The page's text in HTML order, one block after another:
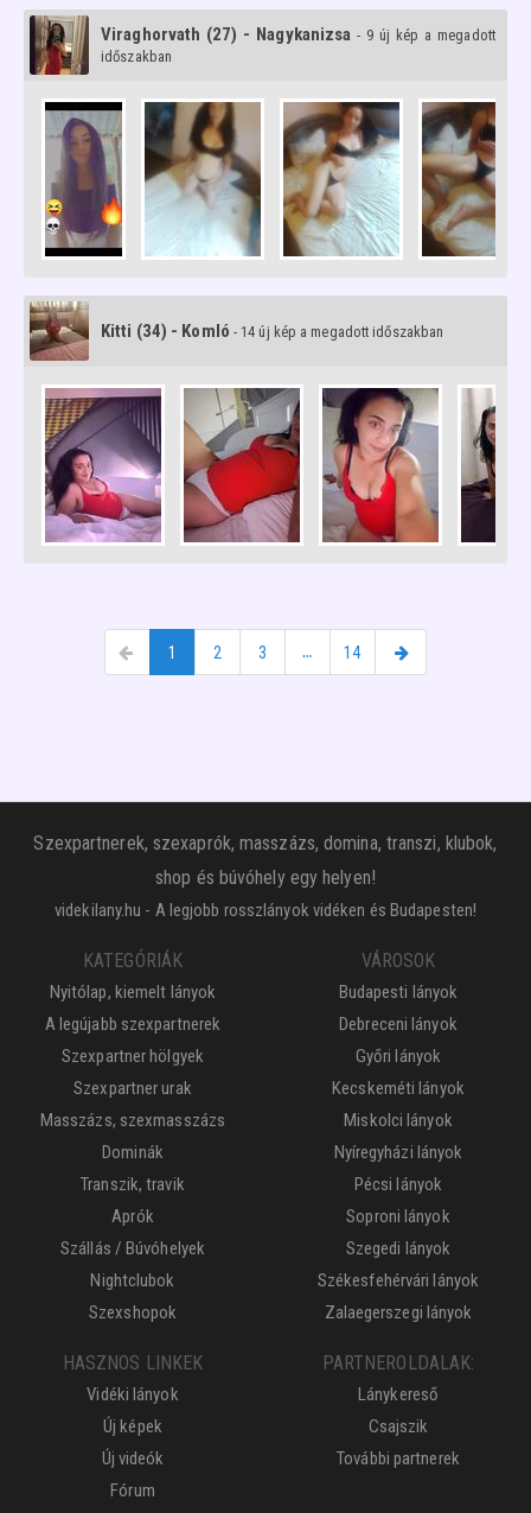
Viraghorvath (27) - Nagykanizsa - 9 új kép a megadott
időszakban
Kitti (34) - Komló - 14 új kép a megadott időszakban
1 2 3 … 14
Szexpartnerek, szexaprók, masszázs, domina, transzi, klubok,
shop és búvóhely egy helyen!
videkilany.hu - A legjobb rosszlányok vidéken és Budapesten!
KATEGÓRIÁK
Nyitólap, kiemelt lányok
A legújabb szexpartnerek
Szexpartner hölgyek
Szexpartner urak
Masszázs, szexmasszázs
Dominák
Transzik, travik
Aprók
Szállás / Búvóhelyek
Nightclubok
Szexshopok
VÁROSOK
Budapesti lányok
Debreceni lányok
Győri lányok
Kecskeméti lányok
Miskolci lányok
Nyíregyházi lányok
Pécsi lányok
Soproni lányok
Szegedi lányok
Székesfehérvári lányok
Zalaegerszegi lányok
HASZNOS LINKEK
Vidéki lányok
Új képek
Új videók
Fórum
PARTNEROLDALAK:
Lánykereső
Csajszik
További partnerek